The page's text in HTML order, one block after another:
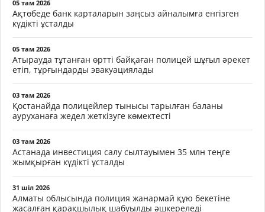
05 там 2026
Ақтөбеде банк карталарын заңсыз айналымға енгізген
күдікті ұсталды
05 там 2026
Атырауда тұтанған өртті байқаған полицей шұғыл әрекет
етіп, тұрғындарды эвакуациялады
03 там 2026
Қостанайда полицейлер тынысы тарылған баланы
ауруханаға жедел жеткізуге көмектесті
03 там 2026
Астанада инвестиция салу сылтауымен 35 млн теңге
жымқырған күдікті ұсталды
31 шіл 2026
Алматы облысында полиция жанармай құю бекетіне
жасалған қарақшылық шабуылды әшкереледі